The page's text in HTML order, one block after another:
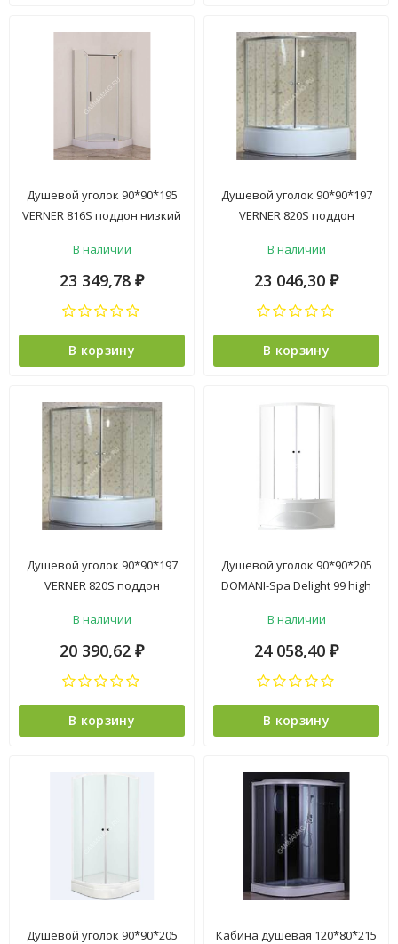
Душевой уголок 90*90*195
VERNER 816S поддон низкий
стек 2уп.
В наличии
23 349,78 ₽
В корзину
Душевой уголок 90*90*197
VERNER 820S поддон
матовое 2уп
В наличии
23 046,30 ₽
В корзину
Душевой уголок 90*90*197
VERNER 820S поддон
фабрик 2уп
В наличии
20 390,62 ₽
В корзину
Душевой уголок 90*90*205
DOMANI-Spa Delight 99 high
стекло 2уп *1
В наличии
24 058,40 ₽
В корзину
Душевой уголок 90*90*205
Кабина душевая 120*80*215